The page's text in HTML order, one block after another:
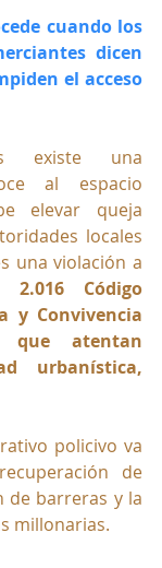
cuando los
dicen
el acceso
existe una
al espacio
elevar queja
una violación a
2.016 Código
y Convivencia
que atentan
urbanística,
policivo va
de
de barreras y la
millonarias.